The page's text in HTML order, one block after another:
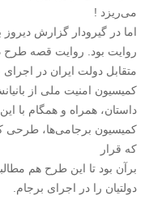
می‌ریزد !
اما در گیرودار گزارش
روایت بود. روایت قصه طرح
متقابل دولت ایران در
کمیسیون امنیت ملی از
داستان، همراه و همگام با
کمیسیون برجامی‌ها، طرحی
که قرار
برآن بود تا این طرح هم
دولتیان را در اجرای برجام.